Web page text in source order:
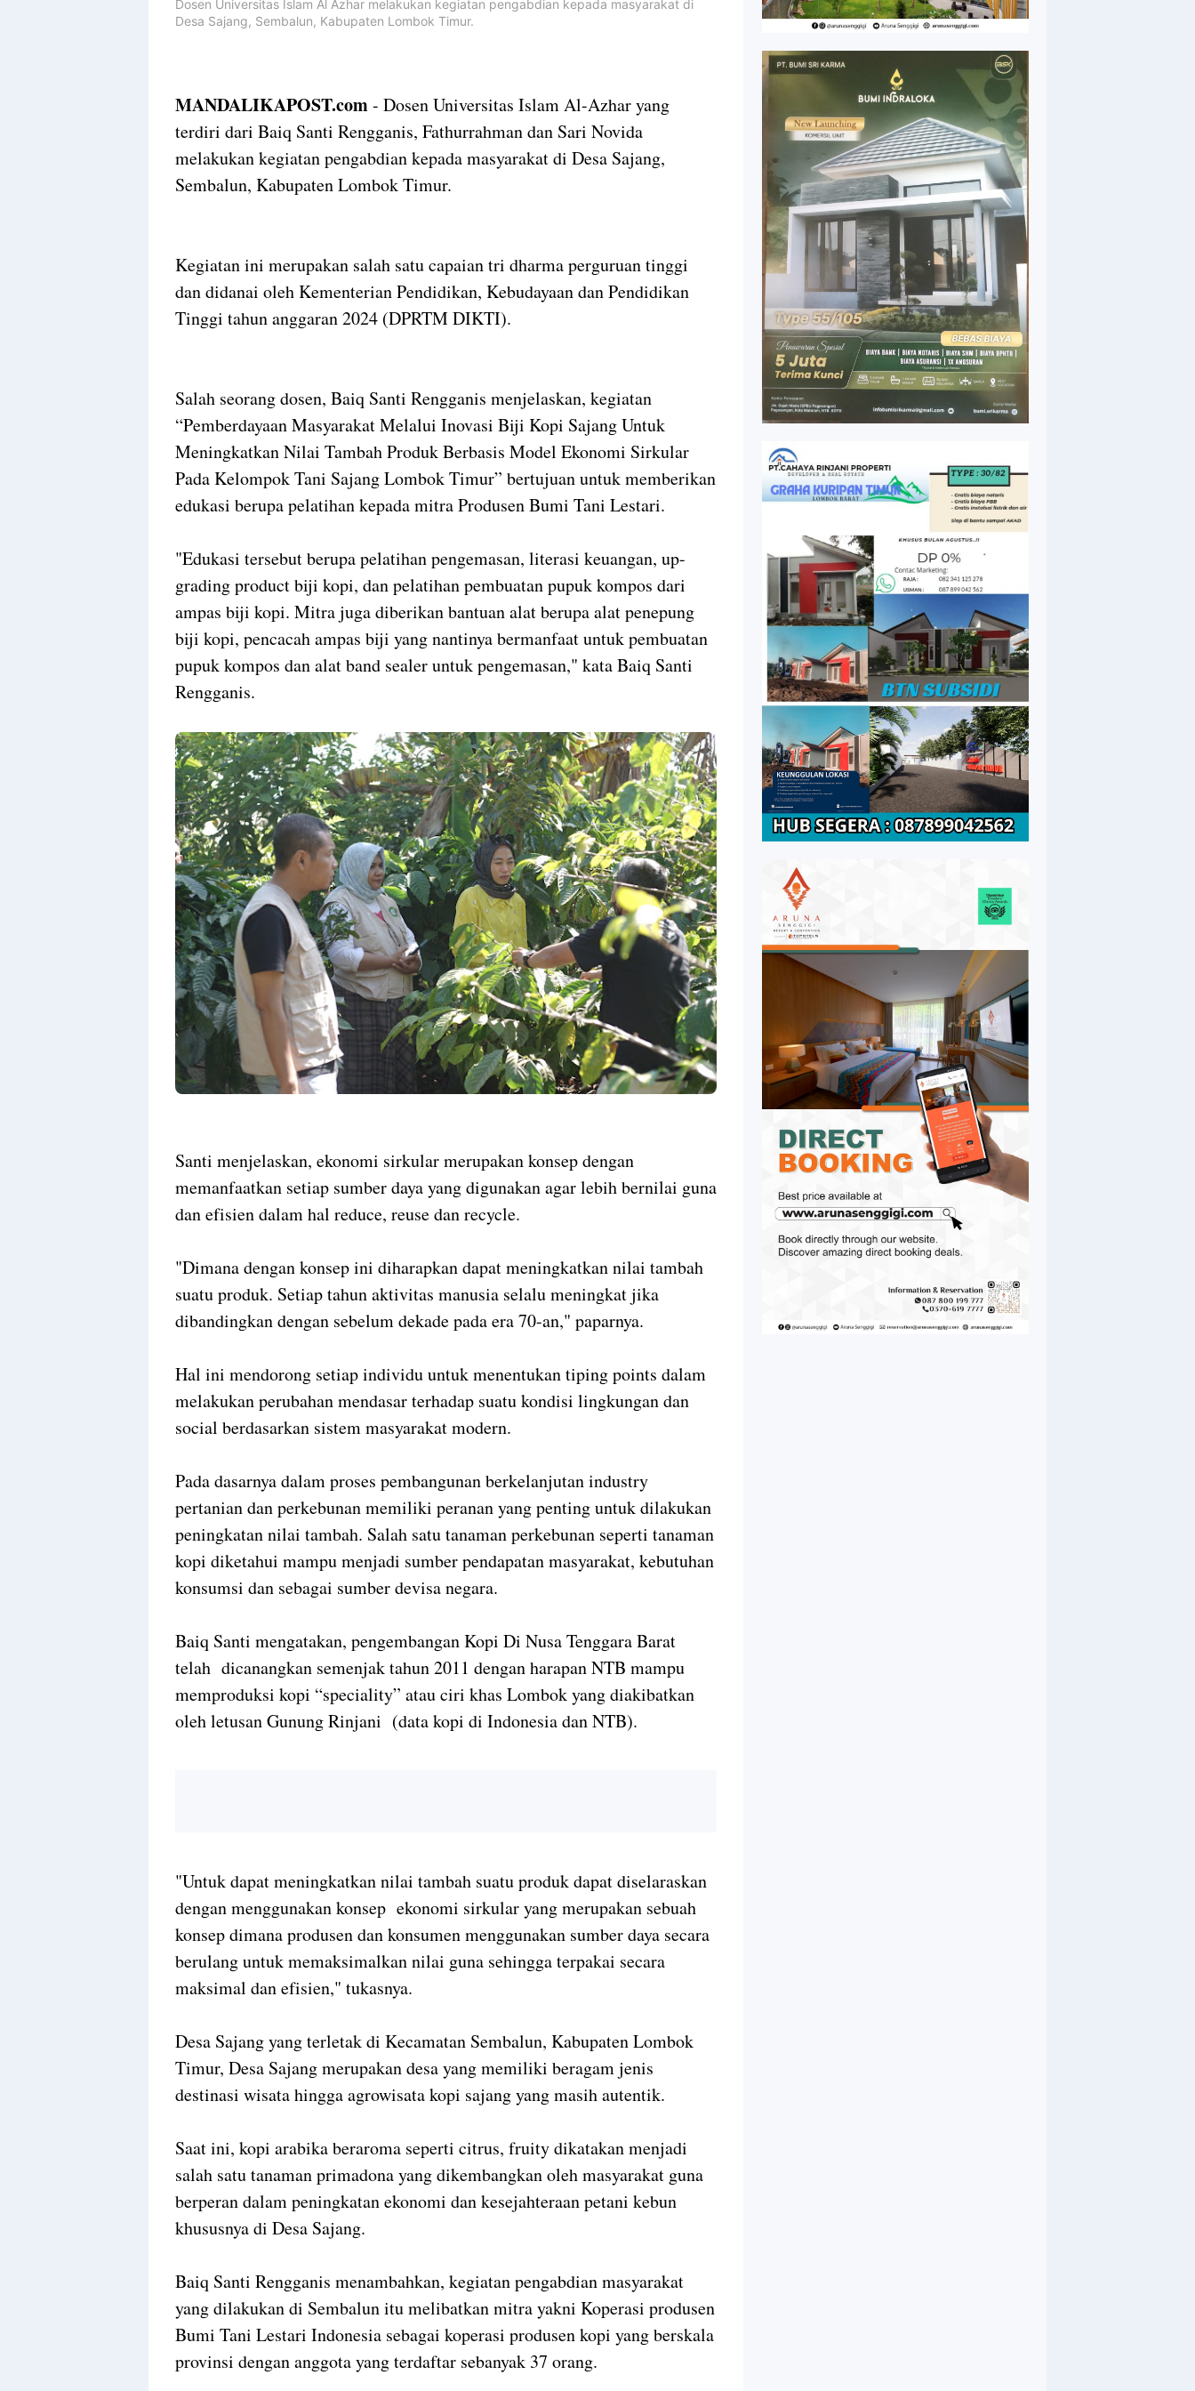
Dosen Universitas Islam Al Azhar melakukan kegiatan pengabdian kepada masyarakat di
Desa Sajang, Sembalun, Kabupaten Lombok Timur.
MANDALIKAPOST.com- Dosen Universitas Islam Al-Azhar yang
terdiri dari Baiq Santi Rengganis, Fathurrahman dan Sari Novida
melakukan kegiatan pengabdian kepada masyarakat di Desa Sajang,
Sembalun, Kabupaten Lombok Timur.
Kegiatan ini merupakan salah satu capaian tri dharma perguruan tinggi
dan didanai oleh Kementerian Pendidikan, Kebudayaan dan Pendidikan
Tinggi tahun anggaran 2024 (DPRTM DIKTI).
Salah seorang dosen, Baiq Santi Rengganis menjelaskan, kegiatan
“Pemberdayaan Masyarakat Melalui Inovasi Biji Kopi Sajang Untuk
Meningkatkan Nilai Tambah Produk Berbasis Model Ekonomi Sirkular
Pada Kelompok Tani Sajang Lombok Timur” bertujuan untuk memberikan
edukasi berupa pelatihan kepada mitra Produsen Bumi Tani Lestari.
"Edukasi tersebut berupa pelatihan pengemasan, literasi keuangan, up-
grading product biji kopi, dan pelatihan pembuatan pupuk kompos dari
ampas biji kopi. Mitra juga diberikan bantuan alat berupa alat penepung
biji kopi, pencacah ampas biji yang nantinya bermanfaat untuk pembuatan
pupuk kompos dan alat band sealer untuk pengemasan," kata Baiq Santi
Rengganis.
Santi menjelaskan, ekonomi sirkular merupakan konsep dengan
memanfaatkan setiap sumber daya yang digunakan agar lebih bernilai guna
dan efisien dalam hal reduce, reuse dan recycle.
"Dimana dengan konsep ini diharapkan dapat meningkatkan nilai tambah
suatu produk. Setiap tahun aktivitas manusia selalu meningkat jika
dibandingkan dengan sebelum dekade pada era 70-an," paparnya.
Hal ini mendorong setiap individu untuk menentukan tiping points dalam
melakukan perubahan mendasar terhadap suatu kondisi lingkungan dan
social berdasarkan sistem masyarakat modern.
Pada dasarnya dalam proses pembangunan berkelanjutan industry
pertanian dan perkebunan memiliki peranan yang penting untuk dilakukan
peningkatan nilai tambah. Salah satu tanaman perkebunan seperti tanaman
kopi diketahui mampu menjadi sumber pendapatan masyarakat, kebutuhan
konsumsi dan sebagai sumber devisa negara.
Baiq Santi mengatakan, pengembangan Kopi Di Nusa Tenggara Barat
telah dicanangkan semenjak tahun 2011 dengan harapan NTB mampu
memproduksi kopi “speciality” atau ciri khas Lombok yang diakibatkan
oleh letusan Gunung Rinjani (data kopi di Indonesia dan NTB).
"Untuk dapat meningkatkan nilai tambah suatu produk dapat diselaraskan
dengan menggunakan konsep ekonomi sirkular yang merupakan sebuah
konsep dimana produsen dan konsumen menggunakan sumber daya secara
berulang untuk memaksimalkan nilai guna sehingga terpakai secara
maksimal dan efisien," tukasnya.
Desa Sajang yang terletak di Kecamatan Sembalun, Kabupaten Lombok
Timur, Desa Sajang merupakan desa yang memiliki beragam jenis
destinasi wisata hingga agrowisata kopi sajang yang masih autentik.
Saat ini, kopi arabika beraroma seperti citrus, fruity dikatakan menjadi
salah satu tanaman primadona yang dikembangkan oleh masyarakat guna
berperan dalam peningkatan ekonomi dan kesejahteraan petani kebun
khususnya di Desa Sajang.
Baiq Santi Rengganis menambahkan, kegiatan pengabdian masyarakat
yang dilakukan di Sembalun itu melibatkan mitra yakni Koperasi produsen
Bumi Tani Lestari Indonesia sebagai koperasi produsen kopi yang berskala
provinsi dengan anggota yang terdaftar sebanyak 37 orang.